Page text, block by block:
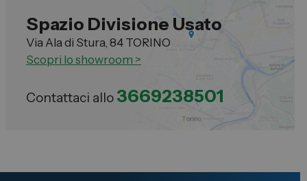
Spazio Divisione Usato
Via Ala di Stura, 84 TORINO
Scopri lo showroom >
Contattaci allo 3669238501